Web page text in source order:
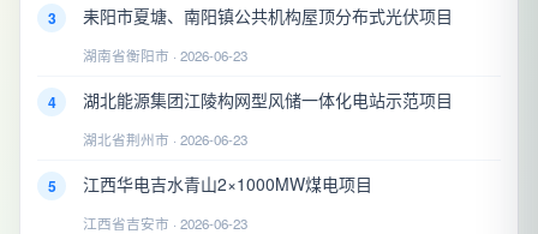
3 耒阳市夏塘、南阳镇公共机构屋顶分布式光伏项目
湖南省衡阳市 · 2026-06-23
4 湖北能源集团江陵构网型风储一体化电站示范项目
湖北省荆州市 · 2026-06-23
5 江西华电吉水青山2×1000MW煤电项目
江西省吉安市 · 2026-06-23